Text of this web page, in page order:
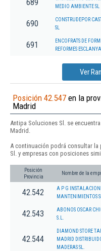
689
MEDIO AMBIENTE SL
690
CONSTRUDEPOR
SL
691
ENCOFRATS DE
REFORMES ESCLANYA
Ver
Posición 42.547 en la
Madrid
Antipa Soluciones Sl. se
Madrid.
A continuación podrá consultar
Sl. y empresas con posiciones
Posición
Provincia
Nombre de la
42.542
A P G
MANTENIMIENTOS
42.543
ABONOS OSCAR
S.L.
42.544
DIAMOND STORE
MADRID
MADERAS SL.